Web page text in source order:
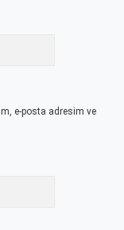
e-posta adresim ve